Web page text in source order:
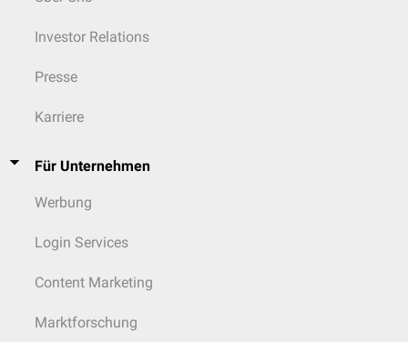
Investor Relations
Presse
Karriere
Für Unternehmen
Werbung
Login Services
Content Marketing
Marktforschung